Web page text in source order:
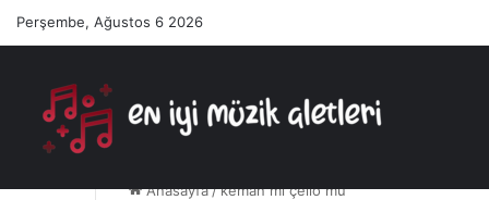
Perşembe, Ağustos 6 2026
Anasayfa/keman mı çello mu